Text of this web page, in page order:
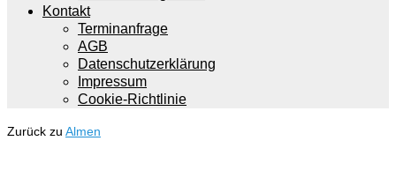
Kontakt
Terminanfrage
AGB
Datenschutzerklärung
Impressum
Cookie-Richtlinie
Zurück zu Almen